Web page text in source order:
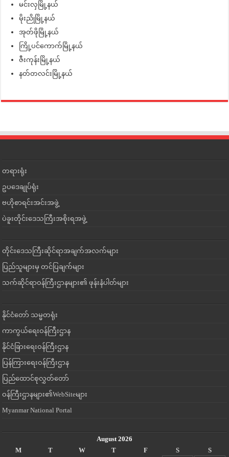
မင်းလှမြို့နယ်
မိုးညိုမြို့နယ်
အုတ်ဖိုမြို့နယ်
ကြို့ပင်ကောက်မြို့နယ်
ဇီးကုန်းမြို့နယ်
နတ်တလင်းမြို့နယ်
တရားရုံး
ဥပဒေချုပ်ရုံး
ဗဟိုစာရင်းအင်းအဖွဲ့
ပဲခူးတိုင်းဒေသကြီးအစိုးရအဖွဲ့
တိုင်းဒေသကြီးဆိုင်ရာအချက်အလက်များ
ပြည်သူများမှ တင်ပြချက်များ
သက်ဆိုင်ရာဝန်ကြီးဌာနများ၏ ဖုန်းနံပါတ်များ
နိုင်ငံတော် သမ္မတရုံး
ကာကွယ်ရေးဝန်ကြီးဌာန
နိုင်ငံခြားရေးဝန်ကြီးဌာန
ပြန်ကြားရေးဝန်ကြီးဌာန
ပြည်ထောင်စုလွှတ်တော်
ဝန်ကြီးဌာနများ၏WebSiteများ
Myanmar National Portal
August 2026
M
T W T F S
S